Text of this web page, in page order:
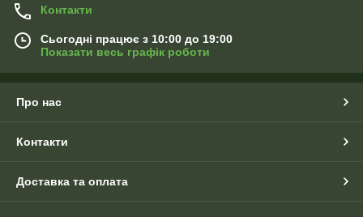
Контакти
Сьогодні працює з 10:00 до 19:00
Показати весь графік роботи
Про нас
Контакти
Доставка та оплата